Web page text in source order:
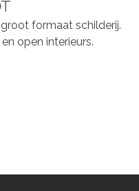
formaat schilderij.
open interieurs.